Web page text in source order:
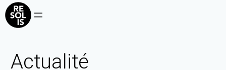
Actualité